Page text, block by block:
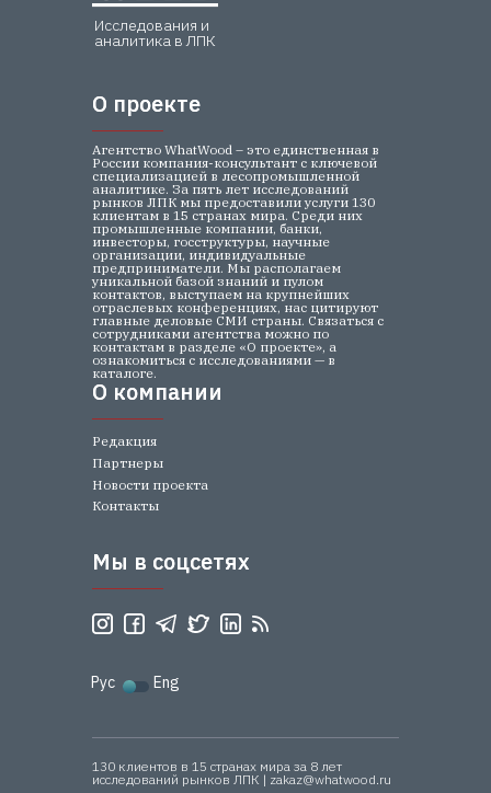
Редакция
Партнеры
Агентство WhatWood – это единственная в
России компания-консультант с ключевой
специализацией в лесопромышленной
аналитике. За пять лет исследований
рынков ЛПК мы предоставили услуги 130
клиентам в 15 странах мира. Среди них
промышленные компании, банки,
инвесторы, госструктуры, научные
организации, индивидуальные
предприниматели. Мы располагаем
уникальной базой знаний и пулом
контактов, выступаем на крупнейших
отраслевых конференциях, нас цитируют
главные деловые СМИ страны. Связаться с
сотрудниками агентства можно по
контактам в разделе «О проекте», а
ознакомиться с исследованиями — в
каталоге.
Новости проекта
Контакты
Исследования и
аналитика в ЛПК
О проекте
О компании
Мы в соцсетях
130 клиентов в 15 странах мира за 8 лет
исследований рынков ЛПК | zakaz@whatwood.ru
Рус Eng
О проекте
Мы в соцсетях
О компании